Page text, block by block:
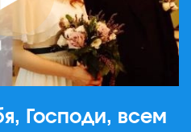
Господи, всем